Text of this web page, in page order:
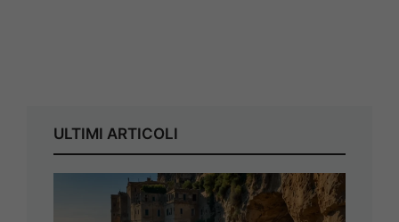
ULTIMI ARTICOLI